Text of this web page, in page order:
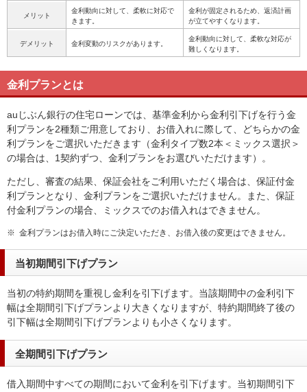
メリット
金利動向に対して、柔軟に対応で
きます。
金利が固定されるため、返済計画
が立てやすくなります。
デメリット 金利変動のリスクがあります。
金利動向に対して、柔軟な対応が
難しくなります。
金利プランとは
auじぶん銀行の住宅ローンでは、基準金利から金利引下げを行う金
利プランを2種類ご用意しており、お借入れに際して、どちらかの金
利プランをご選択いただきます（金利タイプ数2本＜ミックス選択＞
の場合は、1契約ずつ、金利プランをお選びいただけます）。
ただし、審査の結果、保証会社をご利用いただく場合は、保証付金
利プランとなり、金利プランをご選択いただけません。また、保証
付金利プランの場合、ミックスでのお借入れはできません。
※ 金利プランはお借入時にご決定いただき、お借入後の変更はできません。
当初期間引下げプラン
当初の特約期間を重視し金利を引下げます。当該期間中の金利引下
幅は全期間引下げプランより大きくなりますが、特約期間終了後の
引下幅は全期間引下げプランよりも小さくなります。
全期間引下げプラン
借入期間中すべての期間において金利を引下げます。当初期間引下